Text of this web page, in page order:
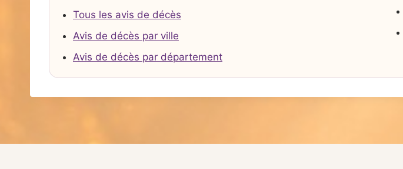
Tous les avis de décès
Avis de décès par ville
Avis de décès par département